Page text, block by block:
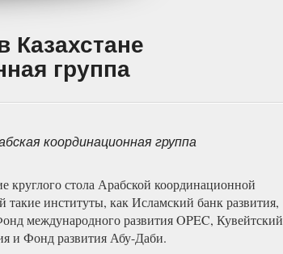
Казахстане
группа
координационная группа
круглого стола Арабской координационной
институты, как Исламский банк развития,
международного развития OPEC, Кувейтский
и Фонд развития Абу-Даби.